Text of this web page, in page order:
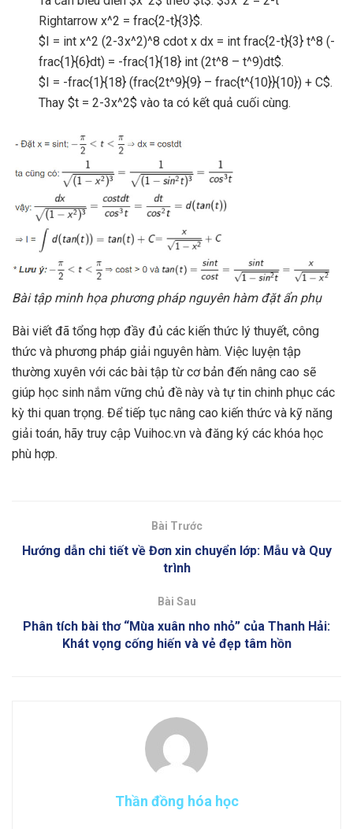
Rightarrow x^2 = frac{2-t}{3}$.
$I = int x^2 (2-3x^2)^8 cdot x dx = int frac{2-t}{3} t^8 (-
frac{1}{6}dt) = -frac{1}{18} int (2t^8 – t^9)dt$.
$I = -frac{1}{18} (frac{2t^9}{9} – frac{t^{10}}{10}) + C$.
Thay $t = 2-3x^2$ vào ta có kết quả cuối cùng.
Bài tập minh họa phương pháp nguyên hàm đặt ẩn phụ
Bài viết đã tổng hợp đầy đủ các kiến thức lý thuyết, công
thức và phương pháp giải nguyên hàm. Việc luyện tập
thường xuyên với các bài tập từ cơ bản đến nâng cao sẽ
giúp học sinh nắm vững chủ đề này và tự tin chinh phục các
kỳ thi quan trọng. Để tiếp tục nâng cao kiến thức và kỹ năng
giải toán, hãy truy cập Vuihoc.vn và đăng ký các khóa học
phù hợp.
Bài Trước
Hướng dẫn chi tiết về Đơn xin chuyển lớp: Mẫu và Quy
trình
Bài Sau
Phân tích bài thơ “Mùa xuân nho nhỏ” của Thanh Hải:
Khát vọng cống hiến và vẻ đẹp tâm hồn
Thần đồng hóa học